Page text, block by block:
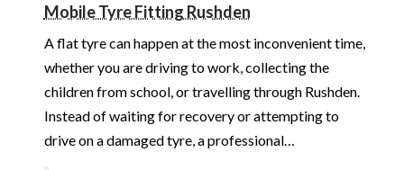
Mobile Tyre Fitting Rushden
A flat tyre can happen at the most inconvenient time,
whether you are driving to work, collecting the
children from school, or travelling through Rushden.
Instead of waiting for recovery or attempting to
drive on a damaged tyre, a professional…